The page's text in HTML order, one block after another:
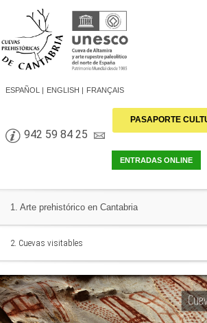
ESPAÑOL ENGLISH FRANÇAIS
942 59 84 25
PASAPORTE
1. Arte prehistórico en Cantabria
2. Cuevas visitables